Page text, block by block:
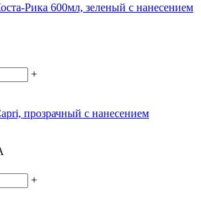
Рика 600мл, зеленый с нанесением
+
прозрачный с нанесением
+